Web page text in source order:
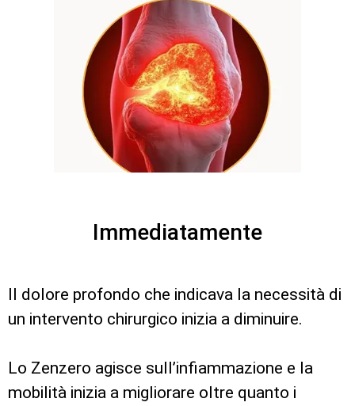
Immediatamente
Il dolore profondo che indicava la necessità di
un intervento chirurgico inizia a diminuire.
Lo Zenzero agisce sull’infiammazione e la
mobilità inizia a migliorare oltre quanto i